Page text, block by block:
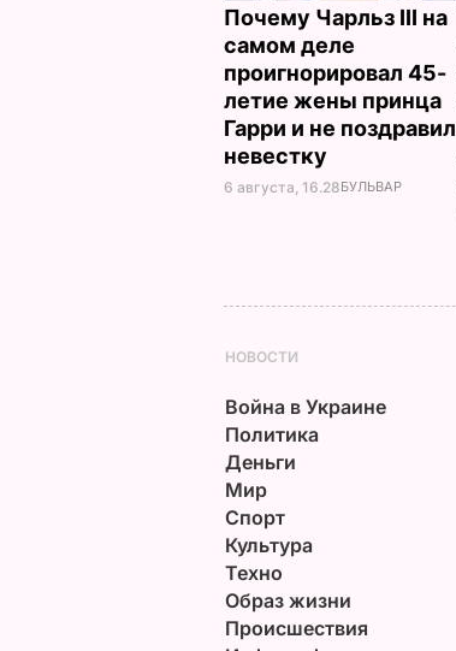
Почему Чарльз III на
самом деле
проигнорировал 45-
летие жены принца
Гарри и не поздравил
невестку
6 августа, 16.28БУЛЬВАР
НОВОСТИ
Война в Украине
Политика
Деньги
Мир
Спорт
Культура
Техно
Образ жизни
Происшествия